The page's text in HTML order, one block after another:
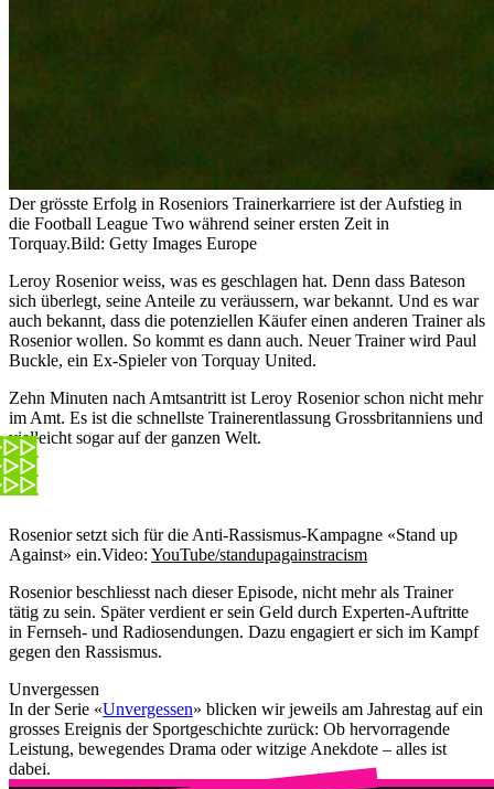
Der grösste Erfolg in Roseniors Trainerkarriere ist der Aufstieg in
die Football League Two während seiner ersten Zeit in
Torquay.Bild: Getty Images Europe
Leroy Rosenior weiss, was es geschlagen hat. Denn dass Bateson
sich überlegt, seine Anteile zu veräussern, war bekannt. Und es war
auch bekannt, dass die potenziellen Käufer einen anderen Trainer als
Rosenior wollen. So kommt es dann auch. Neuer Trainer wird Paul
Buckle, ein Ex-Spieler von Torquay United.
Zehn Minuten nach Amtsantritt ist Leroy Rosenior schon nicht mehr
im Amt. Es ist die schnellste Trainerentlassung Grossbritanniens und
vielleicht sogar auf der ganzen Welt.
Rosenior setzt sich für die Anti-Rassismus-Kampagne «Stand up
Against» ein.Video: YouTube/standupagainstracism
Rosenior beschliesst nach dieser Episode, nicht mehr als Trainer
tätig zu sein. Später verdient er sein Geld durch Experten-Auftritte
in Fernseh- und Radiosendungen. Dazu engagiert er sich im Kampf
gegen den Rassismus.
Unvergessen
In der Serie «Unvergessen» blicken wir jeweils am Jahrestag auf ein
grosses Ereignis der Sportgeschichte zurück: Ob hervorragende
Leistung, bewegendes Drama oder witzige Anekdote – alles ist
dabei.